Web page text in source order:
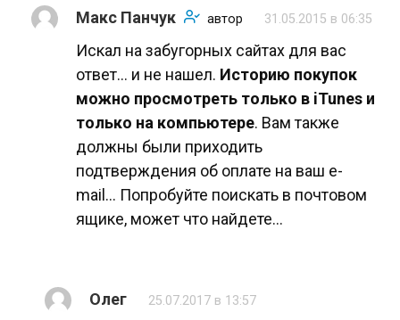
Макс Панчук автор 31.05.2015 в 06:35
Искал на забугорных сайтах для вас
ответ… и не нашел. Историю покупок
можно просмотреть только в iTunes и
только на компьютере. Вам также
должны были приходить
подтверждения об оплате на ваш e-
mail… Попробуйте поискать в почтовом
ящике, может что найдете…
Олег 25.07.2017 в 13:57